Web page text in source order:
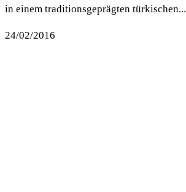
in einem traditionsgeprägten türkischen...
24/02/2016